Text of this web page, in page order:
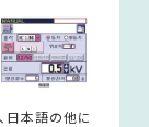
日本語の他に